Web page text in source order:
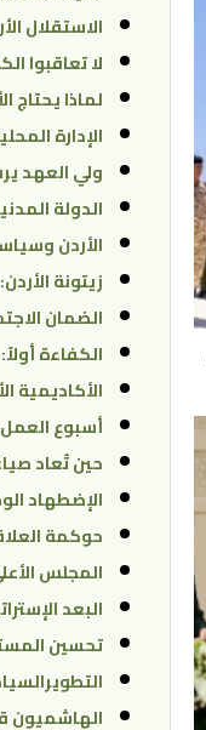
الاستقلال
لا تعاقبوا
لماذا يحتاج
الإدارة
ولي العهد
الدولة
الأردن
زيتونة
الضمان
الكفاءة
الأكاديمية
أسبوع
حين تُعاد
الإضطهاد
حوكمة
المجلس
البعد
تحسين
الهاشميون